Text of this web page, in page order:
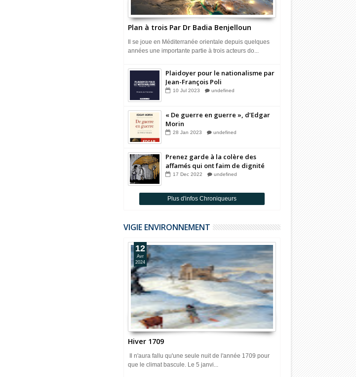
Plan à trois Par Dr Badia Benjelloun
Il se joue en Méditerranée orientale depuis quelques
années une importante partie à trois acteurs do...
Plaidoyer pour le nationalisme par
Jean-François Poli
10 Jul 2023 undefined
« De guerre en guerre », d’Edgar
Morin
28 Jan 2023 undefined
Prenez garde à la colère des
affamés qui ont faim de dignité
Par Badia Benjelloun
17 Dec 2022 undefined
Plus d'infos Chroniqueurs
VIGIE ENVIRONNEMENT
Hiver 1709
12
Avr
2024
Il n'aura fallu qu'une seule nuit de l'année 1709 pour
que le climat bascule. Le 5 janvi...